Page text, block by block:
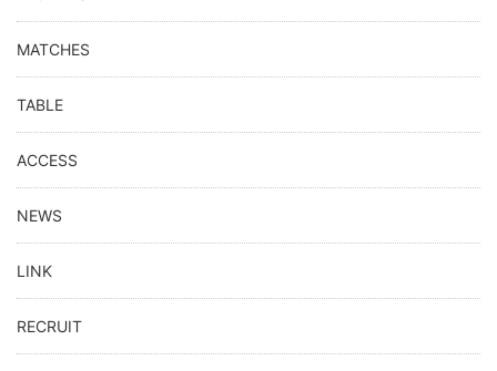
MATCHES
TABLE
ACCESS
NEWS
LINK
RECRUIT